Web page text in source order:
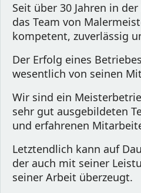
Seit über 30 Jahren in
das Team von
kompetent, zuverlässig
Der Erfolg eines
wesentlich von seinen
Wir sind ein
sehr gut ausgebildeten
und erfahrenen
Letztendlich kann auf
der auch mit seiner
seiner Arbeit überzeugt.